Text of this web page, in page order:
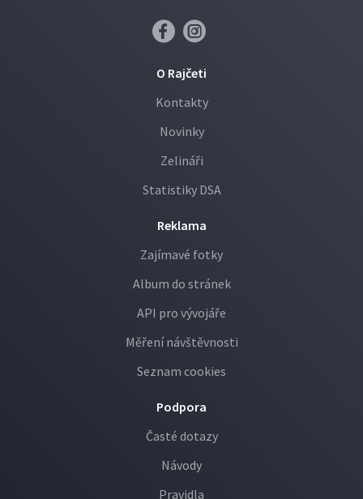
O Rajčeti
Kontakty
Novinky
Zelináři
Statistiky DSA
Reklama
Zajímavé fotky
Album do stránek
API pro vývojáře
Měření návštěvnosti
Seznam cookies
Podpora
Časté dotazy
Návody
Pravidla